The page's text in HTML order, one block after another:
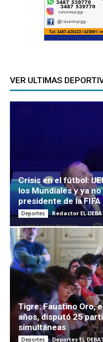
VER ULTIMAS
Crisis en el fútbol:
los Mundiales y ya
presidente de la FIFA
Deportes Redactor EL
Tigre: Faustino Oro,
años, disputó 25
simultáneas
Deportes Deportes EL